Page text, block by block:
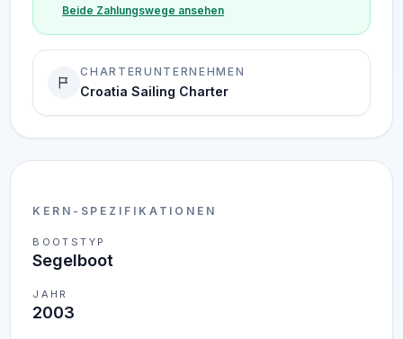
KERN-SPEZIFIKATIONEN
BOOTSTYP
Segelboot
JAHR
2003
Beide Zahlungswege ansehen
CHARTERUNTERNEHMEN
Croatia Sailing Charter